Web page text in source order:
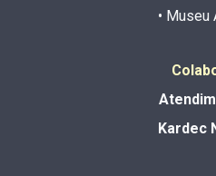
• Museu
Kardec